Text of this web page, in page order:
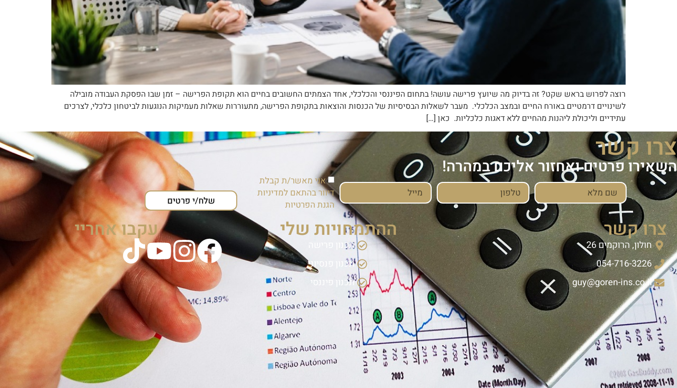
רוצה לפרוש בראש שקט? זה בדיוק מה שיועץ פרישה עושה! בתחום הפיננסי והכלכלי, אחד הצמתים החשובים בחיים הוא תקופת הפרישה – זמן שבו הפסקת העבודה מובילה
לשינויים דרמטיים באורח החיים ובמצב הכלכלי. מעבר לשאלות הבסיסיות של הכנסות והוצאות בתקופת הפרישה, מתעוררות שאלות מעמיקות הנוגעות לביטחון כלכלי, לצרכים
עתידיים וליכולת ליהנות מהחיים ללא דאגות כלכליות. כאן […]
צרו קשר
השאירו פרטים ואחזור אליכם במהרה!
אני מאשר/ת קבלת
דיוור בהתאם למדיניות
הגנת הפרטיות
שלח/י פרטים
צרו קשר
חולון, הרוקמים 26
054-716-3226
guy@goren-ins.co.il
ההתמחויות שלי
תכנון פרישה
תכנון פנסיוני
תכנון פיננסי
עקבו אחריי